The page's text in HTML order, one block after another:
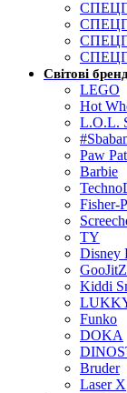
Світові
LEGO
Hot
L.O.L.
Paw
Barbie
Fisher-
TY
Disney
Kiddi
Funko
DOKA
Bruder
Laser X